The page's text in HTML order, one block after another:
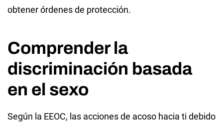
obtener órdenes de protección.
Comprender la
discriminación basada
en el sexo
Según la EEOC, las acciones de acoso hacia ti debido